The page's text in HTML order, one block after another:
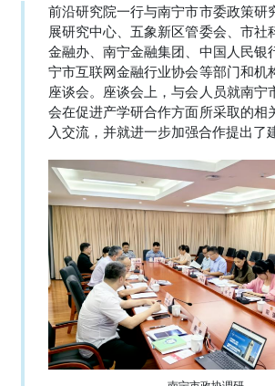
前沿研究院一行与南宁市市委政策研
展研究中心、五象新区管委会、市社
金融办、南宁金融集团、中国人民银
宁市互联网金融行业协会等部门和机
座谈会。座谈会上，与会人员就南宁
会在促进产学研合作方面所采取的相
入交流，并就进一步加强合作提出了